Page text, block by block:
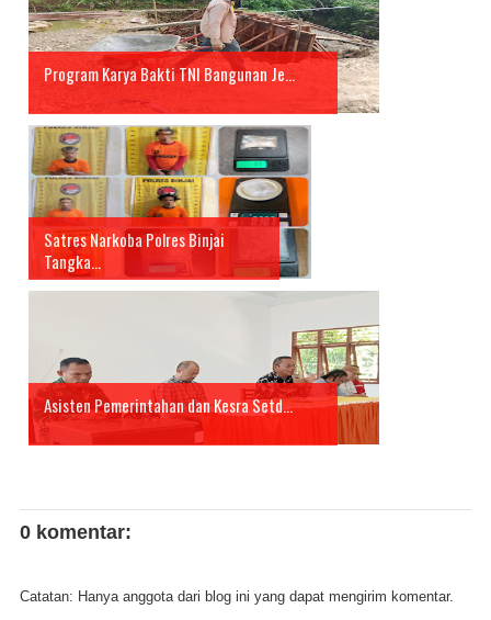
Program Karya Bakti TNI Bangunan Je...
Satres Narkoba Polres Binjai
Tangka...
Asisten Pemerintahan dan Kesra Setd...
0 komentar:
Catatan: Hanya anggota dari blog ini yang dapat mengirim komentar.